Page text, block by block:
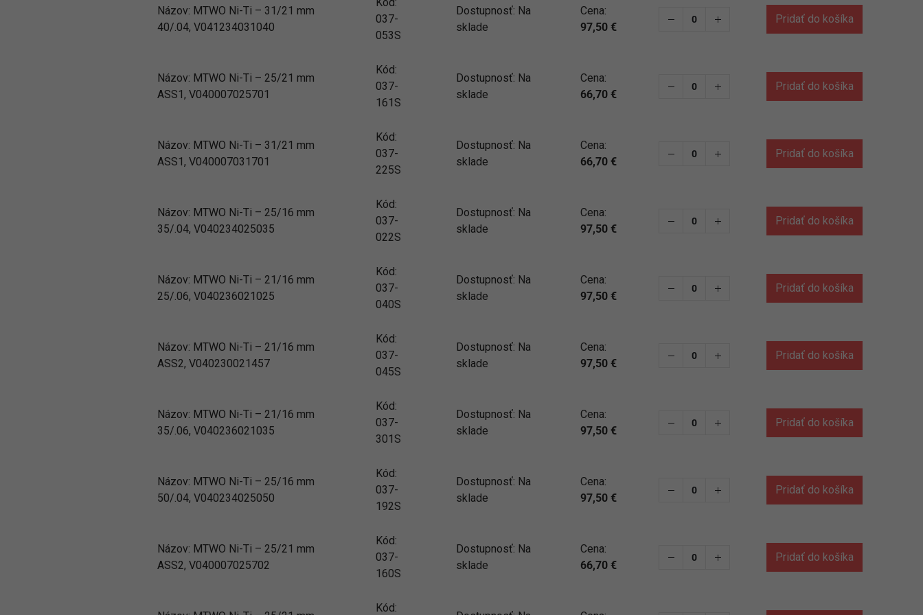
Názov: MTWO Ni-Ti – 31/21 mm
40/.04, V041234031040
Kód:
037-
053S
Dostupnosť: Na
sklade
Cena:
97,50 €
Pridať do košíka
Názov: MTWO Ni-Ti – 25/21 mm
ASS1, V040007025701
Kód:
037-
161S
Dostupnosť: Na
sklade
Cena:
66,70 €
Pridať do košíka
Názov: MTWO Ni-Ti – 31/21 mm
ASS1, V040007031701
Kód:
037-
225S
Dostupnosť: Na
sklade
Cena:
66,70 €
Pridať do košíka
Názov: MTWO Ni-Ti – 25/16 mm
35/.04, V040234025035
Kód:
037-
022S
Dostupnosť: Na
sklade
Cena:
97,50 €
Pridať do košíka
Názov: MTWO Ni-Ti – 21/16 mm
25/.06, V040236021025
Kód:
037-
040S
Dostupnosť: Na
sklade
Cena:
97,50 €
Pridať do košíka
Názov: MTWO Ni-Ti – 21/16 mm
ASS2, V040230021457
Kód:
037-
045S
Dostupnosť: Na
sklade
Cena:
97,50 €
Pridať do košíka
Názov: MTWO Ni-Ti – 21/16 mm
35/.06, V040236021035
Kód:
037-
301S
Dostupnosť: Na
sklade
Cena:
97,50 €
Pridať do košíka
Názov: MTWO Ni-Ti – 25/16 mm
50/.04, V040234025050
Kód:
037-
192S
Dostupnosť: Na
sklade
Cena:
97,50 €
Pridať do košíka
Názov: MTWO Ni-Ti – 25/21 mm
ASS2, V040007025702
Kód:
037-
160S
Dostupnosť: Na
sklade
Cena:
66,70 €
Pridať do košíka
Kód: